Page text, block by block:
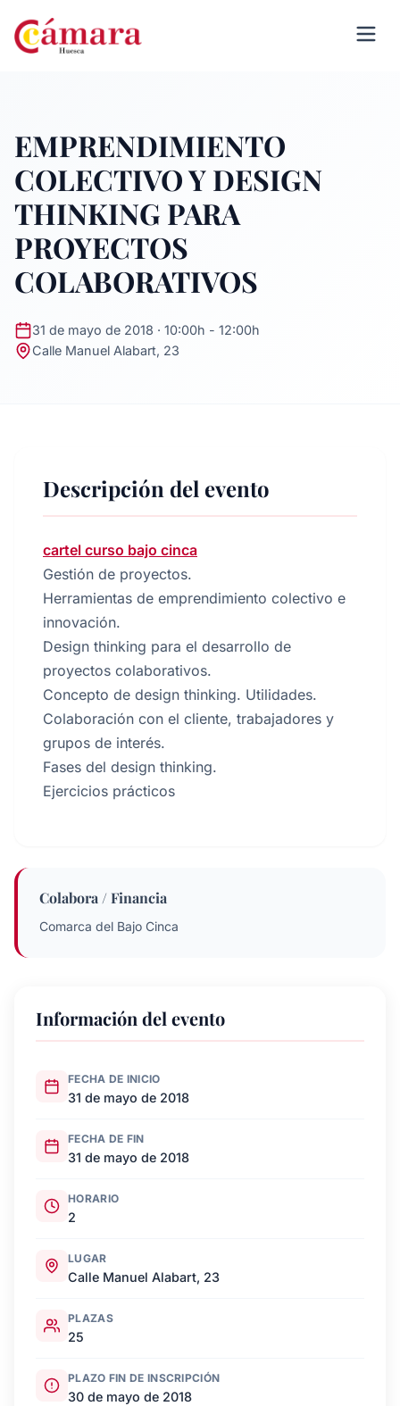
EMPRENDIMIENTO
COLECTIVO Y DESIGN
THINKING PARA
PROYECTOS
COLABORATIVOS
31 de mayo de 2018 · 10:00h - 12:00h
Calle Manuel Alabart, 23
Descripción del evento
cartel curso bajo cinca
Gestión de proyectos.
Herramientas de emprendimiento colectivo e
innovación.
Design thinking para el desarrollo de
proyectos colaborativos.
Concepto de design thinking. Utilidades.
Colaboración con el cliente, trabajadores y
grupos de interés.
Fases del design thinking.
Ejercicios prácticos
Colabora / Financia
Comarca del Bajo Cinca
Información del evento
FECHA DE INICIO
31 de mayo de 2018
FECHA DE FIN
31 de mayo de 2018
HORARIO
2
LUGAR
Calle Manuel Alabart, 23
PLAZAS
25
PLAZO FIN DE INSCRIPCIÓN
30 de mayo de 2018